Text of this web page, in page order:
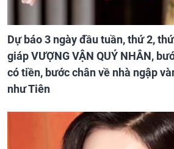
Dự báo 3 ngày đầu tuần, thứ 2,
giáp VƯỢNG VẬN QUÝ NHÂN,
có tiền, bước chân về nhà ngập
như Tiên